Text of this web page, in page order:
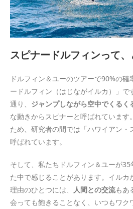
スピナードルフィンって
ドルフィン＆ユーのツアーで90%の
ードルフィン（はじながイルカ）」
通り、 ジャンプしながら空中でくるく
な動きからスピナーと呼ばれています
ため、研究者の間では「ハワイアン・
呼ばれています。
そして、私たちドルフィン＆ユーが
た中で感じることがあります。イルカ
理由のひとつには、
人間との交流もあ
会っても飽きることなく、いつもワク